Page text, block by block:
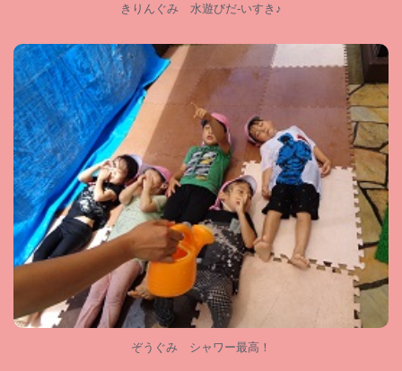
きりんぐみ 水遊びだ-いすき♪
ぞうぐみ シャワー最高！